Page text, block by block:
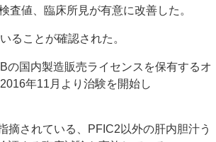
値、臨床所見が有意に改善した。
ることが確認された。
の国内製造販売ライセンスを保有するオ
年11月より治験を開始し
摘されている、PFIC2以外の肝内胆汁う